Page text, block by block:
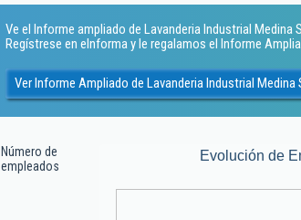
Ve el Informe ampliado de Lavanderia Industrial Medina
Regístrese en eInforma y le regalamos el Informe
Ver Informe Ampliado de Lavanderia Industrial Medina
Número de
empleados
Evolución de